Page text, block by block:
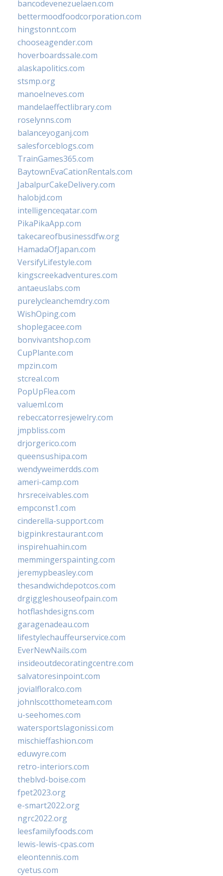
bancodevenezuelaen.com
bettermoodfoodcorporation.com
hingstonnt.com
chooseagender.com
hoverboardssale.com
alaskapolitics.com
stsmp.org
manoelneves.com
mandelaeffectlibrary.com
roselynns.com
balanceyoganj.com
salesforceblogs.com
TrainGames365.com
BaytownEvaCationRentals.com
JabalpurCakeDelivery.com
halobjd.com
intelligenceqatar.com
PikaPikaApp.com
takecareofbusinessdfw.org
HamadaOfJapan.com
VersifyLifestyle.com
kingscreekadventures.com
antaeuslabs.com
purelycleanchemdry.com
WishOping.com
shoplegacee.com
bonvivantshop.com
CupPlante.com
mpzin.com
stcreal.com
PopUpFlea.com
valueml.com
rebeccatorresjewelry.com
jmpbliss.com
drjorgerico.com
queensushipa.com
wendyweimerdds.com
ameri-camp.com
hrsreceivables.com
empconst1.com
cinderella-support.com
bigpinkrestaurant.com
inspirehuahin.com
memmingerspainting.com
jeremypbeasley.com
thesandwichdepotcos.com
drgiggleshouseofpain.com
hotflashdesigns.com
garagenadeau.com
lifestylechauffeurservice.com
EverNewNails.com
insideoutdecoratingcentre.com
salvatoresinpoint.com
jovialfloralco.com
johnlscotthometeam.com
u-seehomes.com
watersportslagonissi.com
mischieffashion.com
eduwyre.com
retro-interiors.com
theblvd-boise.com
fpet2023.org
e-smart2022.org
ngrc2022.org
leesfamilyfoods.com
lewis-lewis-cpas.com
eleontennis.com
cyetus.com